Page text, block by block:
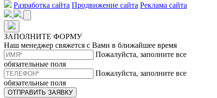
Разработка сайта Продвижение сайта Реклама сайта
ЗАПОЛНИТЕ ФОРМУ
Наш менеджер свяжется с Вами в ближайшее время
Пожалуйста, заполните все
обязательные поля
Пожалуйста, заполните все
обязательные поля
ОТПРАВИТЬ ЗАЯВКУ